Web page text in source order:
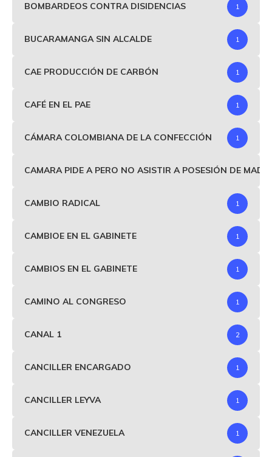
BOMBARDEOS CONTRA DISIDENCIAS 1
BUCARAMANGA SIN ALCALDE 1
CAE PRODUCCIÓN DE CARBÓN 1
CAFÉ EN EL PAE 1
CÁMARA COLOMBIANA DE LA CONFECCIÓN 1
CAMARA PIDE A PERO NO ASISTIR A POSESIÓN DE
CAMBIO RADICAL 1
CAMBIOE EN EL GABINETE 1
CAMBIOS EN EL GABINETE 1
CAMINO AL CONGRESO 1
CANAL 1 2
CANCILLER ENCARGADO 1
CANCILLER LEYVA 1
CANCILLER VENEZUELA 1